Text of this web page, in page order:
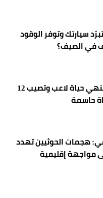
سيارتك وتوفر الوقود
في الصيف؟
صاعقة رعدية تنهي حياة لاعب وتصيب 12
حاسمة
هجمات الحوثيين تهدد
مواجهة إقليمية